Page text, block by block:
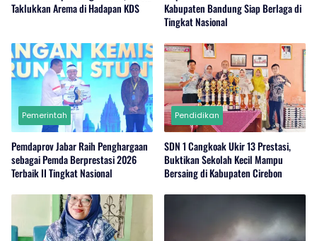
Taklukkan Arema di Hadapan KDS
Kabupaten Bandung Siap Berlaga di
Tingkat Nasional
Pemerintah
Pemdaprov Jabar Raih Penghargaan
sebagai Pemda Berprestasi 2026
Terbaik II Tingkat Nasional
Pendidikan
SDN 1 Cangkoak Ukir 13 Prestasi,
Buktikan Sekolah Kecil Mampu
Bersaing di Kabupaten Cirebon